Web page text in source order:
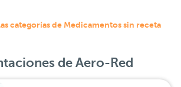
categorías de Medicamentos sin receta
de Aero-Red